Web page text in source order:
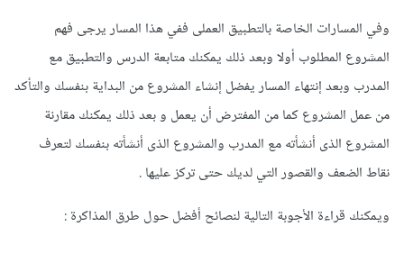
وفي المسارات الخاصة بالتطبيق العملى ففي هذا المسار يرجى فهم
المشروع المطلوب أولا وبعد ذلك يمكنك متابعة الدرس والتطبيق مع
المدرب وبعد إنتهاء المسار يفضل إنشاء المشروع من البداية بنفسك والتأكد
من عمل المشروع كما من المفترض أن يعمل و بعد ذلك يمكنك مقارنة
المشروع الذى أنشأته مع المدرب والمشروع الذى أنشأته بنفسك لتعرف
نقاط الضعف والقصور التي لديك حتى تركز عليها .
ويمكنك قراءة الأجوبة التالية لنصائح أفضل حول طرق المذاكرة